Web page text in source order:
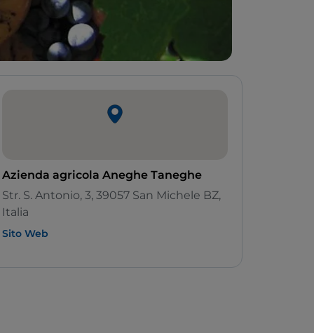
Azienda agricola Aneghe Taneghe
Str. S. Antonio, 3, 39057 San Michele BZ,
Italia
Sito Web